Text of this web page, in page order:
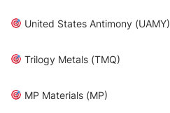
United States Antimony (UAMY)
Trilogy Metals (TMQ)
MP Materials (MP)